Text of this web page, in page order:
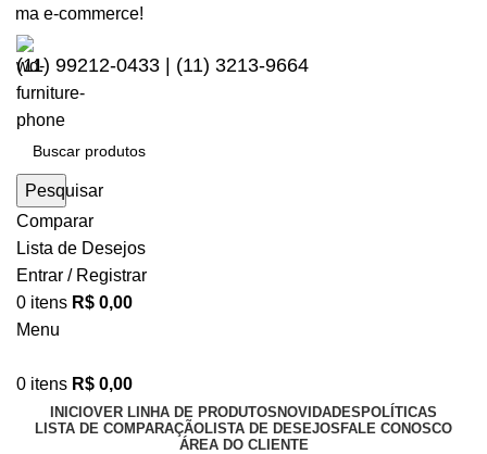
e-commerce!
(11) 99212-0433 | (11) 3213-9664
Pesquisar
Comparar
Lista de Desejos
Entrar / Registrar
0 itens R$ 0,00
Menu
0 itens R$ 0,00
INICIOVER LINHA DE PRODUTOS NOVIDADES POLÍTICAS
LISTA DE COMPARAÇÃOLISTA DE DESEJOS FALE CONOSCO
ÁREA DO CLIENTE